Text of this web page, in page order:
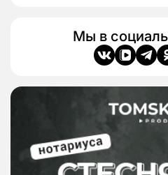
Мы в